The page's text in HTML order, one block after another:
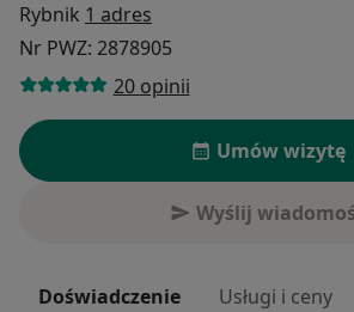
Rybnik 1 adres
Nr PWZ: 2878905
20 opinii
Umów wizytę
Wyślij
Doświadczenie Usługi i ceny